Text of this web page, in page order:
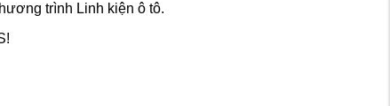
trình Linh kiện ô tô.